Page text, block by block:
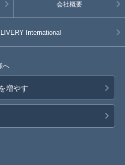
会社概要
International
へ
増やす